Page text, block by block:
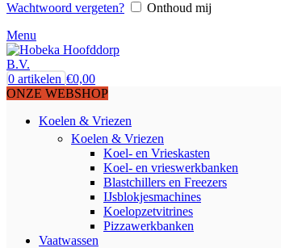
Wachtwoord vergeten?
Onthoud mij
Menu
0 artikelen €0,00
ONZE WEBSHOP
Koelen & Vriezen
Koelen & Vriezen
Koel- en Vrieskasten
Koel- en vrieswerkbanken
Blastchillers en Freezers
IJsblokjesmachines
Koelopzetvitrines
Pizzawerkbanken
Vaatwassen